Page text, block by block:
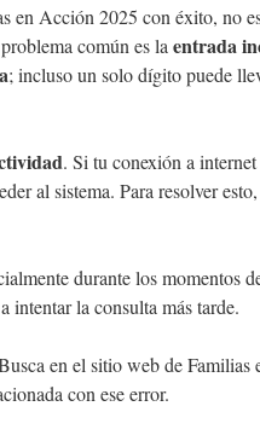
en Acción 2025 con éxito, no
común es la entrada
; incluso un solo dígito puede
. Si tu conexión a internet
al sistema. Para resolver
durante los momentos
intentar la consulta más tarde.
en el sitio web de Familias
con ese error.